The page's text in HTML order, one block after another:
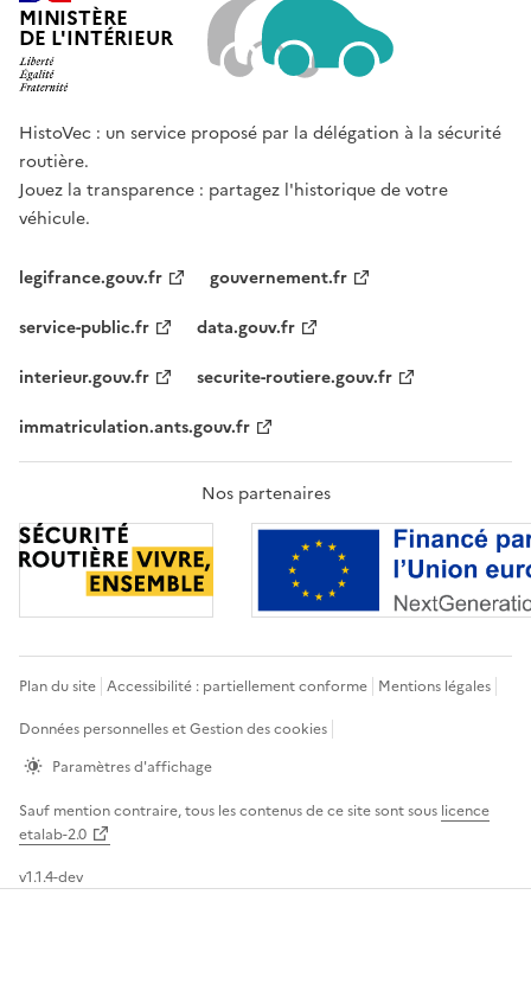
MINISTÈRE
DE L'INTÉRIEUR
HistoVec : un service proposé par la délégation à la sécurité
routière.
Jouez la transparence : partagez l'historique de votre
véhicule.
legifrance.gouv.fr
gouvernement.fr
service-public.fr
data.gouv.fr
interieur.gouv.fr
securite-routiere.gouv.fr
immatriculation.ants.gouv.fr
Nos partenaires
Plan du site Accessibilité : partiellement conforme Mentions légales
Données personnelles et Gestion des cookies
Paramètres d'affichage
Sauf mention contraire, tous les contenus de ce site sont sous licence
etalab-2.0
v1.1.4-dev